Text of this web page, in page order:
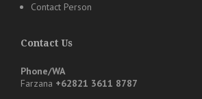
Contact Person
Contact Us
Phone/WA
Farzana +62821 3611 8787